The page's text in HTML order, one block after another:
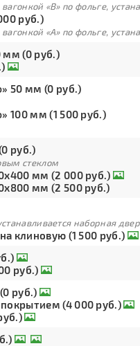
«В» по фольге,
руб.)
«А» по фольге,
мм (0 руб.)
50 мм (0 руб.)
100 мм (1 500 руб.)
руб.)
стеклом
мм (2 000 руб.)
мм (2 500 руб.)
наборная
клиновую (1 500 руб.)
руб.)
руб.)
(4 000 руб.)